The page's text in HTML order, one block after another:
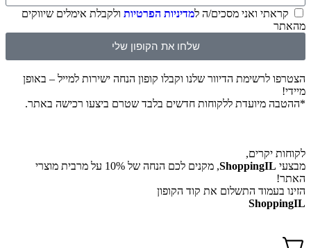
קראתי ואני מסכים/ה למדיניות הפרטיות ולקבלת אימלים שיווקים
מהאתר
שלחו את הקופון שלי
הצטרפו לרשימת הדיוור שלנו וקבלו קופון הנחה ישירות למייל – באופן
מיידי!
*ההטבה מיועדת ללקוחות חדשים בלבד שטרם ביצעו רכישה באתר.
לקוחות יקרים,
מבצעי ShoppingIL
, מקנים לכם הנחה של 10% על מרבית מוצרי
האתר!
הזינו בעמוד התשלום את קוד הקופון
ShoppingIL